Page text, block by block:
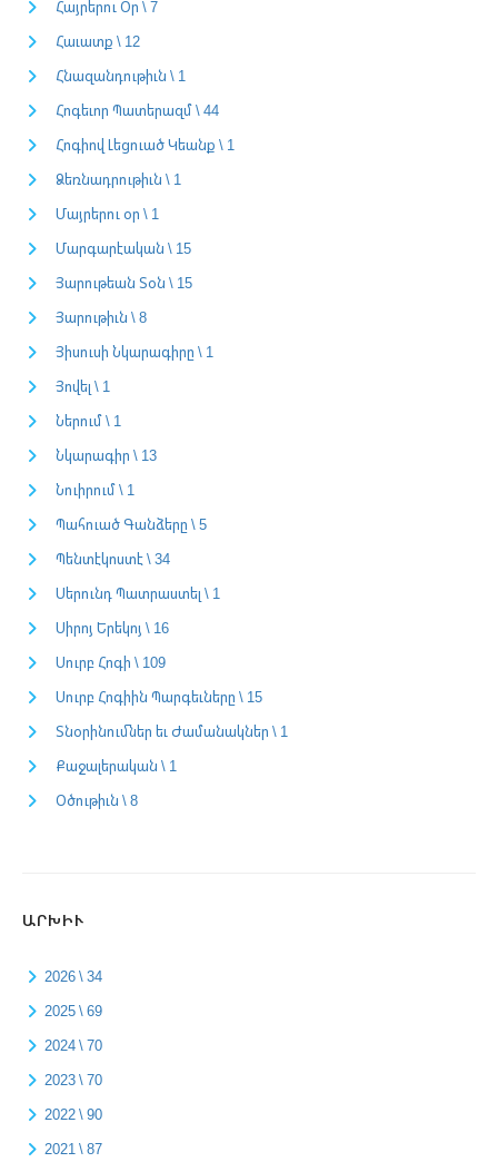
Հայրերու Օր \ 7
Հաւատք \ 12
Հնազանդութիւն \ 1
Հոգեւոր Պատերազմ \ 44
Հոգիով Լեցուած Կեանք \ 1
Ձեռնադրութիւն \ 1
Մայրերու օր \ 1
Մարգարէական \ 15
Յարութեան Տօն \ 15
Յարութիւն \ 8
Յիսուսի Նկարագիրը \ 1
Յովել \ 1
Ներում \ 1
Նկարագիր \ 13
Նուիրում \ 1
Պահուած Գանձերը \ 5
Պենտէկոստէ \ 34
Սերունդ Պատրաստել \ 1
Սիրոյ Երեկոյ \ 16
Սուրբ Հոգի \ 109
Սուրբ Հոգիին Պարգեւները \ 15
Տնօրինումներ եւ Ժամանակներ \ 1
Քաջալերական \ 1
Օծութիւն \ 8
ԱՐԽԻՒ
2026 \ 34
2025 \ 69
2024 \ 70
2023 \ 70
2022 \ 90
2021 \ 87